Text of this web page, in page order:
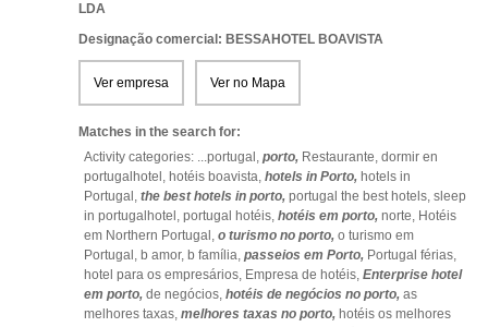
LDA
Designação comercial: BESSAHOTEL BOAVISTA
Ver empresa Ver no Mapa
Matches in the search for:
Activity categories: ...portugal, porto, Restaurante, dormir en
portugalhotel, hotéis boavista, hotels in Porto, hotels in
Portugal, the best hotels in porto, portugal the best hotels, sleep
in portugalhotel, portugal hotéis, hotéis em porto, norte, Hotéis
em Northern Portugal, o turismo no porto, o turismo em
Portugal, b amor, b família, passeios em Porto, Portugal férias,
hotel para os empresários, Empresa de hotéis, Enterprise hotel
em porto, de negócios, hotéis de negócios no porto, as
melhores taxas, melhores taxas no porto, hotéis os melhores